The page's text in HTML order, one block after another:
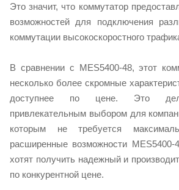
Это значит, что коммутатор
возможностей для подключения
коммутации высокоскоростного
В сравнении с MES5400-48, этот
несколько более скромные
доступнее по цене. Это
привлекательным выбором для
которым не требуется
расширенные возможности
хотят получить надежный и
по конкурентной цене.